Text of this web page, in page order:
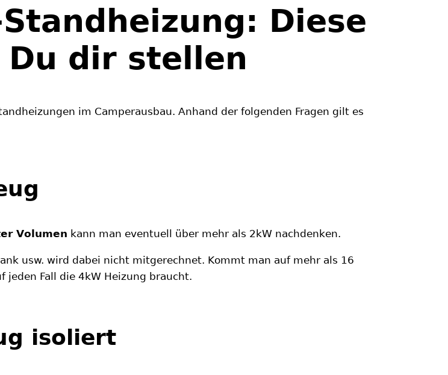
Diese
dir stellen
im Camperausbau. Anhand der folgenden Fragen gilt es
Volumen kann man eventuell über mehr als 2kW nachdenken.
usw. wird dabei nicht mitgerechnet. Kommt man auf mehr als 16
Fall die 4kW Heizung braucht.
isoliert